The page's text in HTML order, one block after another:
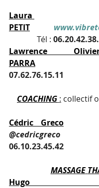
Laura
PETIT
Tél :
Lawrence
PARRA
07.62.76.15.11
COACHING : collectif
Cédric Greco
@cedricgreco
06.10.23.45.42
MASSAGE